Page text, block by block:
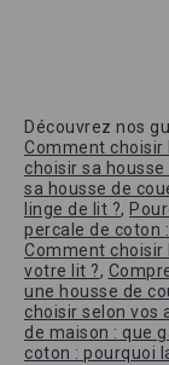
Découvrez nos
Comment choisir
choisir sa
sa housse de
linge de lit ?,
percale de coton
Comment choisir
votre lit ?,
une housse de
choisir selon vos
de maison : que
coton : pourquoi